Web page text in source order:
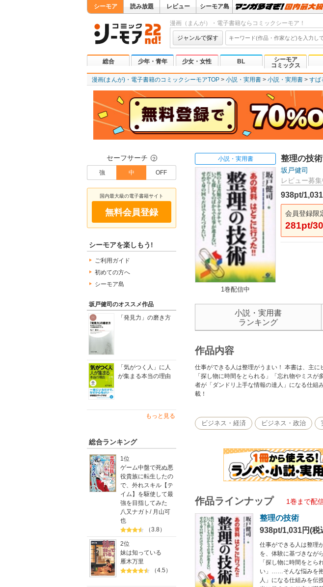
シーモア 読み放題 レビュー シーモア島
漫画（まんが）・電子書籍ならコミックシーモア！
ジャンルで探す
総合 少年・青年 少女・女性 BL
シーモア
コミックス
漫画(まんが)・電子書籍のコミックシーモアTOP 小説・実用書 小説・実用書 すば
セーフサーチ ？
強 中 OFF
国内最大級の電子書籍サイト
無料会員登録
シーモアを楽しもう!
ご利用ガイド
初めての方へ
シーモア島
坂戸健司のオススメ作品
「発見力」の磨き方
「気がつく人」に人
が集まる本当の理由
もっと見る
総合ランキング
1位
ゲーム中盤で死ぬ悪
役貴族に転生したの
で、外れスキル【テ
イム】を駆使して最
強を目指してみた
八又ナガト / 月山可
也
（3.8）
2位
妹は知っている
雁木万里
（4.5）
小説・実用書
1巻配信中
整理の技術
坂戸健司
レビュー募集
938pt/
会員登録限
281pt/
小説・実用書
ランキング
作品内容
仕事ができる人は整理がうまい！ 本書は、主に
「探し物に時間をとられる」「忘れ物やミス
者が「ダンドリ上手な情報の達人」になる仕組
載！
ビジネス・経済 ビジネス・政治
作品ラインナップ 1巻まで配
整理の技術
938pt/1,031円(税
仕事ができる人は整理
を、体験に基づきなが
「探し物に時間をと
い」……そんな悩みを
人」になる仕組みを伝